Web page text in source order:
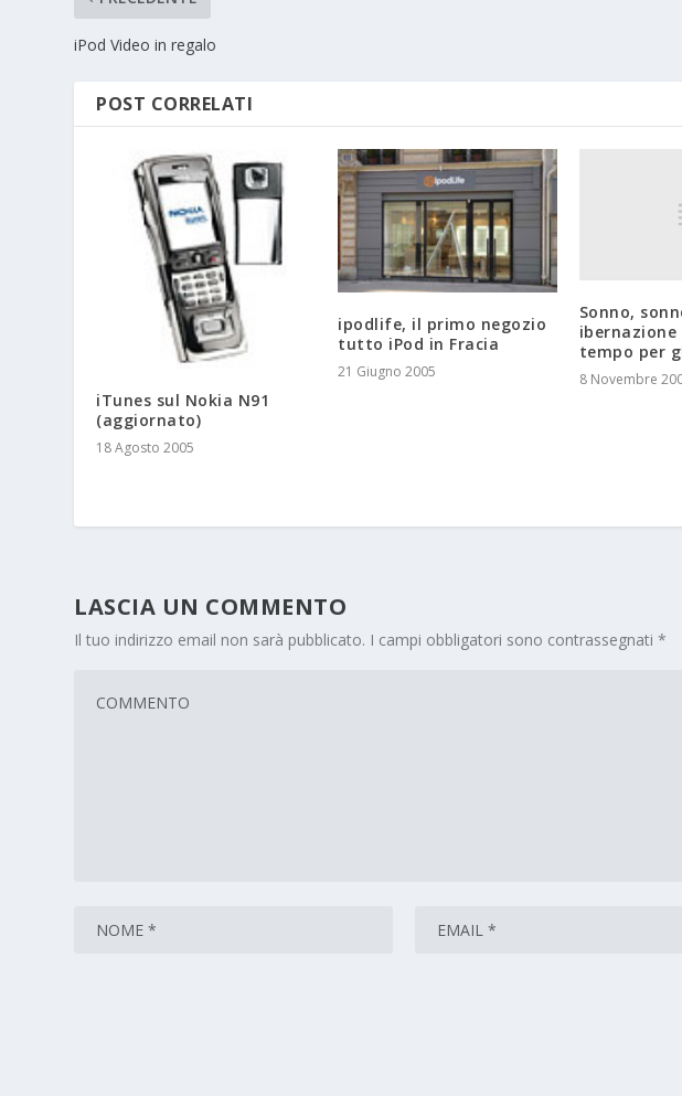
iPod Video in regalo
POST CORRELATI
iTunes sul Nokia N91
(aggiornato)
18 Agosto 2005
ipodlife, il primo negozio
tutto iPod in Fracia
21 Giugno 2005
Sonno,
ibernazione
tempo per
8 Novembre
LASCIA UN COMMENTO
Il tuo indirizzo email non sarà pubblicato. I campi obbligatori sono contrassegnati*